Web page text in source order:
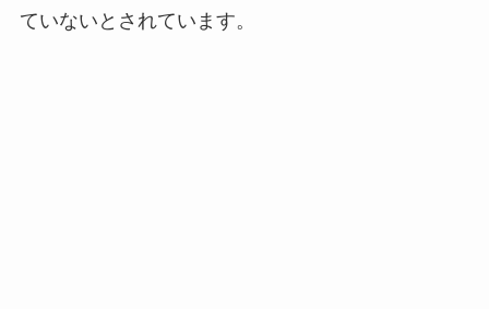
ていないとされています。